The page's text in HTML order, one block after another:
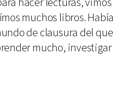
muchos libros. Había
de clausura del que
mucho, investigar